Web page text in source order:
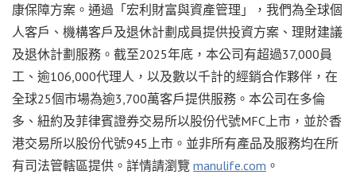
康保障方案。通過「宏利財富與資產管理」，我們為全球個
人客戶、機構客戶及退休計劃成員提供投資方案、理財建議
及退休計劃服務。截至2025年底，本公司有超過37,000員
工、逾106,000代理人，以及數以千計的經銷合作夥伴，在
全球25個市場為逾3,700萬客戶提供服務。本公司在多倫
多、紐約及菲律賓證券交易所以股份代號MFC上市，並於香
港交易所以股份代號945上市。並非所有產品及服務均在所
有司法管轄區提供。詳情請瀏覽 manulife.com 。